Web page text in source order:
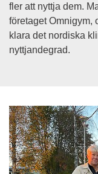
fler att nyttja dem.
företaget Omnigym,
klara det nordiska
nyttjandegrad.